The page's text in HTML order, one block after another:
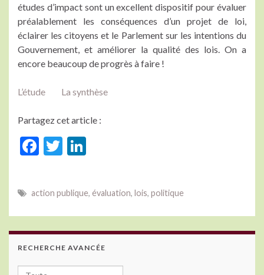
études d’impact sont un excellent dispositif pour évaluer
préalablement les conséquences d’un projet de loi,
éclairer les citoyens et le Parlement sur les intentions du
Gouvernement, et améliorer la qualité des lois. On a
encore beaucoup de progrès à faire !
L’étude La synthèse
Partagez cet article :
F
e
b
o
o
T
itt
er
ke
dI
n
action publique, évaluation, lois, politique
RECHERCHE AVANCÉE